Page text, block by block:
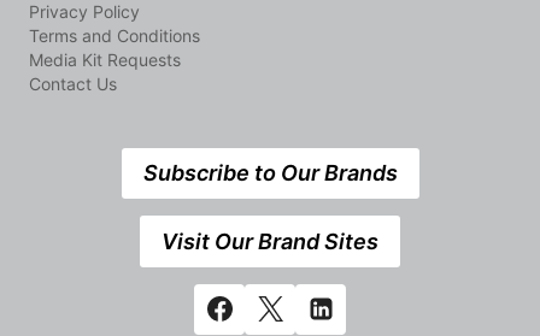
Privacy Policy
Terms and Conditions
Media Kit Requests
Contact Us
Subscribe to Our Brands
Visit Our Brand Sites